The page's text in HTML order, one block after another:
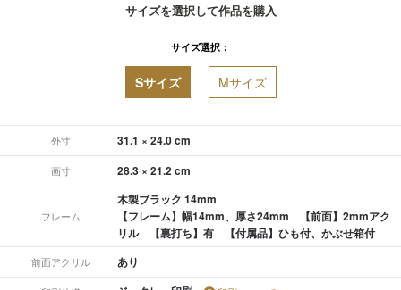
サイズを選択して作品を購入
サイズ選択：
Sサイズ Mサイズ
外寸 31.1 × 24.0 cm
画寸 28.3 × 21.2 cm
フレーム
木製ブラック 14mm
【フレーム】幅14mm、厚さ24mm 【前面】2mmアク
リル 【裏打ち】有 【付属品】ひも付、かぶせ箱付
前面アクリル あり